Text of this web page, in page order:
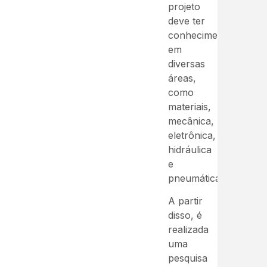
projeto
deve ter
conhecimento
em
diversas
áreas,
como
materiais,
mecânica,
eletrônica,
hidráulica
e
pneumática.
A partir
disso, é
realizada
uma
pesquisa